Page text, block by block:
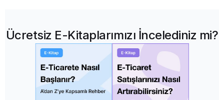
Ücretsiz E-Kitaplarımızı İncelediniz mi?